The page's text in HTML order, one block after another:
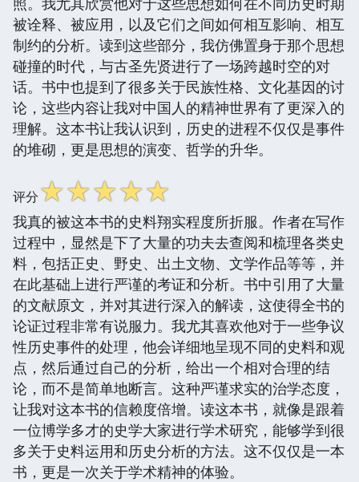
被诠释、被应用，以及它们之间如何相互影响、相互
制约的分析。读到这些部分，我仿佛置身于那个思想
碰撞的时代，与古圣先贤进行了一场跨越时空的对
话。书中也提到了很多关于民族性格、文化基因的讨
论，这些内容让我对中国人的精神世界有了更深入的
理解。这本书让我认识到，历史的进程不仅仅是事件
的堆砌，更是思想的演变、哲学的升华。
评分☆☆☆☆☆
我真的被这本书的史料翔实程度所折服。作者在写作
过程中，显然是下了大量的功夫去查阅和梳理各类史
料，包括正史、野史、出土文物、文学作品等等，并
在此基础上进行严谨的考证和分析。书中引用了大量
的文献原文，并对其进行深入的解读，这使得全书的
论证过程非常有说服力。我尤其喜欢他对于一些争议
性历史事件的处理，他会详细地呈现不同的史料和观
点，然后通过自己的分析，给出一个相对合理的结
论，而不是简单地断言。这种严谨求实的治学态度，
让我对这本书的信赖度倍增。读这本书，就像是跟着
一位博学多才的史学大家进行学术研究，能够学到很
多关于史料运用和历史分析的方法。这不仅仅是一本
书，更是一次关于学术精神的体验。